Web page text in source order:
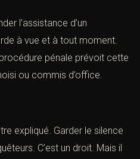
mention est portée au
l’assistance d’un
pénale prévoit
choisi ou commis